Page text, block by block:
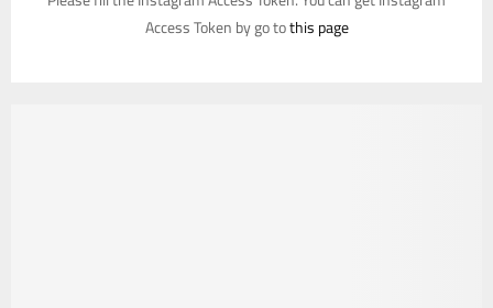
Access Token by go tothis page